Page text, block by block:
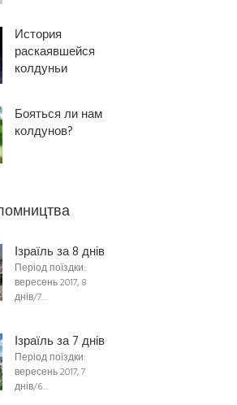
История
раскаявшейся
колдуньи
Бояться ли нам
колдунов?
Ізраїль за 8 днів
Період поїздки:
вересень 2017, 8
днів/7…
Ізраїль за 7 днів
Період поїздки:
вересень 2017, 7
днів/6…